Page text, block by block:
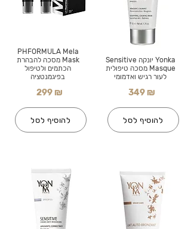
PHFORMULA Mela
Mask מסכה להבהרת
הכתמים ולטיפול
בפיגמנטציה
299 ₪
להוסיף לסל
Yonka יונקה Sensitive
Masque מסכה טיפולית
לעור רגיש ואדמומי
349 ₪
להוסיף לסל